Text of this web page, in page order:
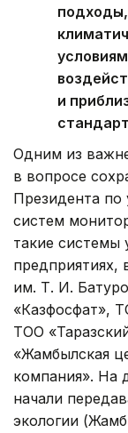
и
Одним из
в вопросе
Президента по
систем
такие системы
им. Т. И.
«Казфосфат»,
ТОО
«Жамбылская
компания». На
начали
экологии